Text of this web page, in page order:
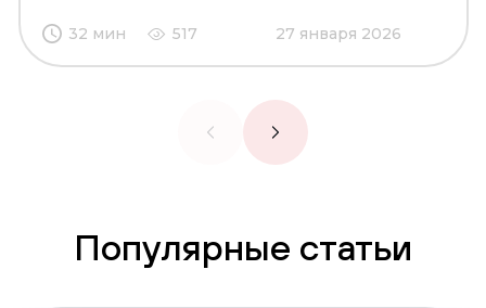
32 мин 517 27 января 2026
Популярные статьи